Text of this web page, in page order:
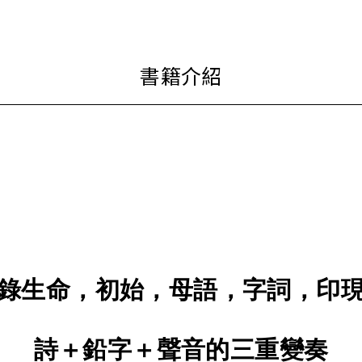
生命，初始，母語，字詞，印
詩＋鉛字＋聲音的三重變奏